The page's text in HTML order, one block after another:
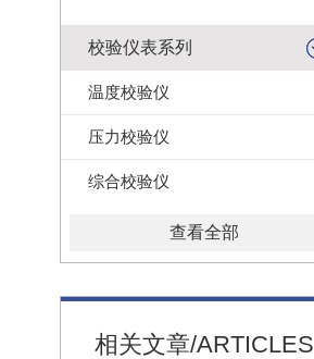
校验仪表系列
温度校验仪
压力校验仪
综合校验仪
查看全部
相关文章/ARTICLES